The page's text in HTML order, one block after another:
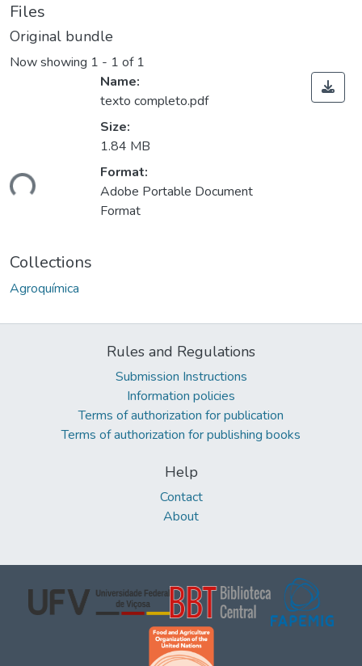
Files
Original bundle
Now showing 1 - 1 of 1
Loading...
Name:
texto completo.pdf
Size:
1.84 MB
Format:
Adobe Portable Document
Format
Collections
Agroquímica
Rules and Regulations
Submission Instructions
Information policies
Terms of authorization for publication
Terms of authorization for publishing books
Help
Contact
About